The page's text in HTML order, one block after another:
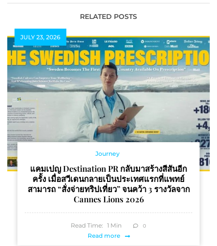
Tea” ชูคอนเซปต์ “Stay
Cool, Stay You” เลือก
ระดับความเข้มของกาแฟ
ตามสไตล์ที่ชื่นชอบ
RELATED POSTS
JULY 23, 2026
Journey
แคมเปญ Destination PR กลับมาสร้างสีสันอีก
ครั้ง เมื่อสวีเดนกลายเป็นประเทศแรกที่แพทย์
สามารถ “สั่งจ่ายทริปเที่ยว” จนคว้า 3 รางวัลจาก
Cannes Lions 2026
Read Time: 1 Min 0
Read more